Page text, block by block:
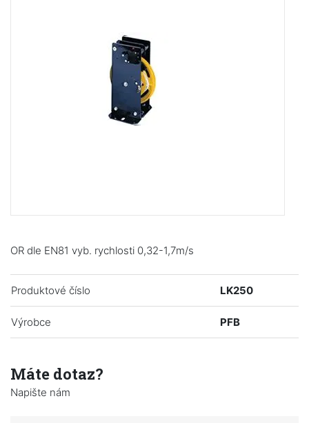
OR dle EN81 vyb. rychlosti 0,32-1,7m/s
Produktové číslo LK250
Výrobce PFB
Máte dotaz?
Napište nám